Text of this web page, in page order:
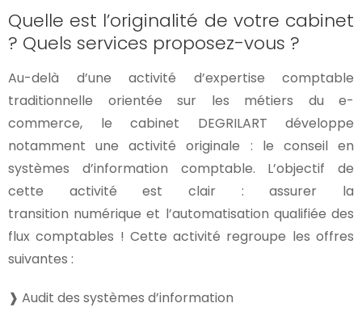
Quelle est l’originalité de votre cabinet
? Quels services proposez-vous ?
Au-delà d’une activité d’expertise comptable
traditionnelle orientée sur les métiers du e-
commerce, le cabinet DEGRILART développe
notamment une activité originale : le conseil en
systèmes d’information comptable. L’objectif de
cette activité est clair : assurer la
transition numérique et l’automatisation qualifiée des
flux comptables ! Cette activité regroupe les offres
suivantes :
❱ Audit des systèmes d’information